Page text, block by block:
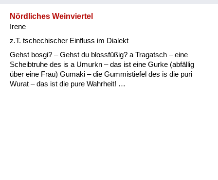
Nördliches Weinviertel
Irene
z.T. tschechischer Einfluss im Dialekt
Gehst bosgi? – Gehst du blossfüßig? a Tragatsch – eine
Scheibtruhe des is a Umurkn – das ist eine Gurke (abfällig
über eine Frau) Gumaki – die Gummistiefel des is die puri
Wurat – das ist die pure Wahrheit! …